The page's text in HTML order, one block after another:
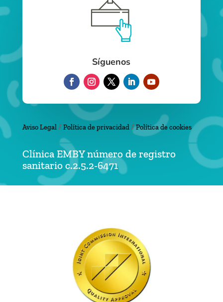
Síguenos
Aviso Legal//Política de privacidad//Política de cookies
Clínica EMBY número de registro
sanitario c.2.5.2-6471